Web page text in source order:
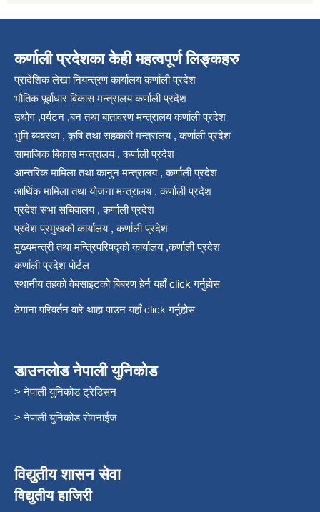
कर्णाली प्रदेशका केही महत्वपूर्ण लिङ्कहरु
प्रादेशिक लेखा नियन्त्रण कार्यालय कर्णाली प्रदेश
भौतिक पूर्वाधार विकास मन्त्रालय कर्णाली प्रदेश
उधोग ,पर्यटन ,बन तथा बातावरण मन्त्रालय कर्णाली प्रदेश
भुमि ब्यबस्था , कृषि तथा सहकारी मन्त्रालय , कर्णाली प्रदेश
सामाजिक बिकास मन्त्रालय , कर्णाली प्रदेश
आन्तरिक मामिला तथा कानुन मन्त्रालय , कर्णाली प्रदेश
आर्थिक मामिला तथा योजना मन्त्रालय , कर्णाली प्रदेश
प्रदेश सभा सचिवालय , कर्णाली प्रदेश
प्रदेश प्रमुखको कार्यालय , कर्णाली प्रदेश
मुख्यमन्त्री तथा मन्त्रिपरिषद्को कार्यालय ,कर्णाली प्रदेश
कर्णाली प्रदेश पोर्टल
स्थानीय तहको वेबसाइटको बिबरण हेर्न यहाँ click गर्नुहोस
ठेगाना परिवर्तन वारे थाहा पाउन यहाँ click गर्नुहोस
डाउनलोड नेपाली युनिकोड
> नेपाली युनिकोड ट्रेडिसन
> नेपाली युनिकोड रोमनाईज
विद्युतीय शासन सेवा
विद्युतीय हाजिरी